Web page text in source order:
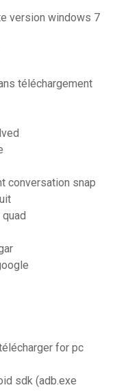
version windows 7
téléchargement
conversation snap
for pc
sdk (adb.exe